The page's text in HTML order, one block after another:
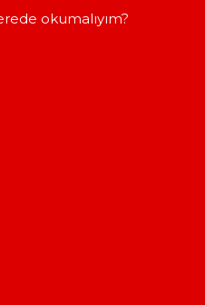
okumalıyım?